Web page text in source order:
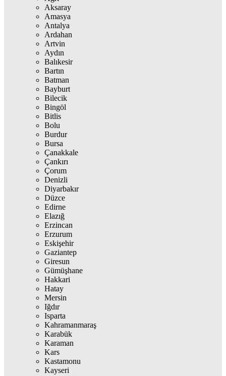
Aksaray
Amasya
Antalya
Ardahan
Artvin
Aydın
Balıkesir
Bartın
Batman
Bayburt
Bilecik
Bingöl
Bitlis
Bolu
Burdur
Bursa
Çanakkale
Çankırı
Çorum
Denizli
Diyarbakır
Düzce
Edirne
Elazığ
Erzincan
Erzurum
Eskişehir
Gaziantep
Giresun
Gümüşhane
Hakkari
Hatay
Mersin
Iğdır
Isparta
Kahramanmaraş
Karabük
Karaman
Kars
Kastamonu
Kayseri